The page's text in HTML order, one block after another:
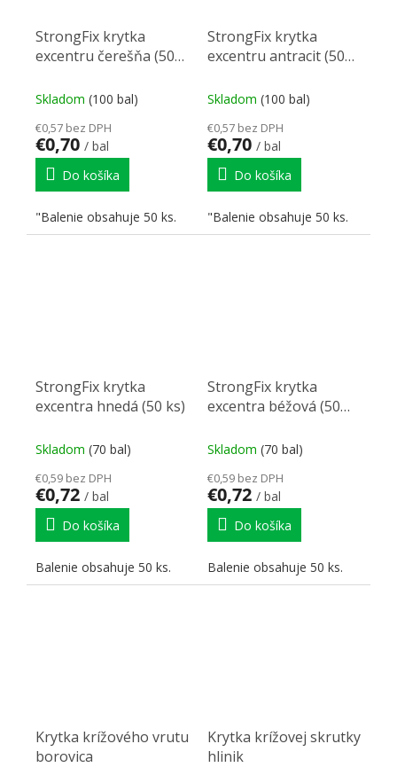
StrongFix krytka
excentru čerešňa (50
Skladom (100 bal)
€0,57 bez DPH
€0,70 / bal
Do košíka
"Balenie obsahuje 50 ks.
StrongFix krytka
excentru antracit (50
Skladom (100 bal)
€0,57 bez DPH
€0,70 / bal
Do košíka
"Balenie obsahuje 50 ks.
StrongFix krytka
excentra hnedá (50 ks)
Skladom (70 bal)
€0,59 bez DPH
€0,72 / bal
Do košíka
Balenie obsahuje 50 ks.
StrongFix krytka
excentra béžová (50
Skladom (70 bal)
€0,59 bez DPH
€0,72 / bal
Do košíka
Balenie obsahuje 50 ks.
Krytka krížového vrutu
borovica
Krytka krížovej skrutky
hlinik